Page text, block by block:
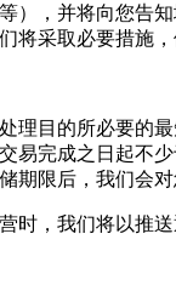
），并将向您告
将采取必要措施
理目的所必要的
易完成之日起不
期限后，我们会
时，我们将以推